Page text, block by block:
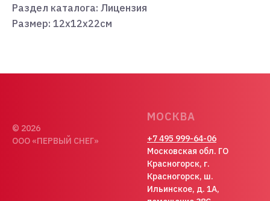
Раздел каталога: Лицензия
Размер: 12х12х22см
© 2026
ООО «ПЕРВЫЙ СНЕГ»
МОСКВА
+7 495 999-64-06
Московская обл. ГО
Красногорск, г.
Красногорск, ш.
Ильинское, д. 1А,